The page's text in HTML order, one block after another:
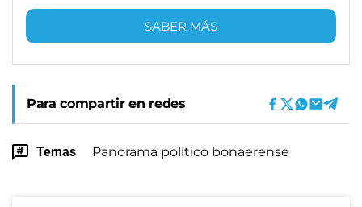
SABER MÁS
Para compartir en redes
Temas Panorama político bonaerense